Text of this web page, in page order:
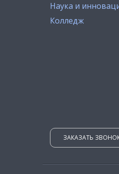
Наука и
Колледж
ЗАКАЗАТЬ